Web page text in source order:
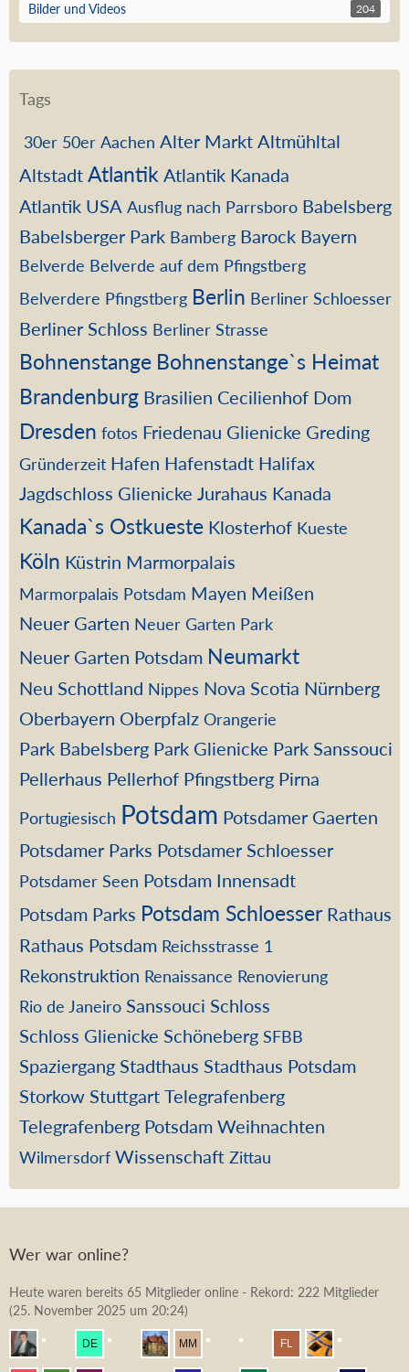
Bilder und Videos 204
Tags
30er 50er Aachen Alter Markt Altmühltal
Altstadt Atlantik Atlantik Kanada
Atlantik USA Ausflug nach Parrsboro Babelsberg
Babelsberger Park Bamberg Barock Bayern
Belverde Belverde auf dem Pfingstberg
Belverdere Pfingstberg Berlin Berliner Schloesser
Berliner Schloss Berliner Strasse
Bohnenstange Bohnenstange`s Heimat
Brandenburg Brasilien Cecilienhof Dom
Dresden fotos Friedenau Glienicke Greding
Gründerzeit Hafen Hafenstadt Halifax
Jagdschloss Glienicke Jurahaus Kanada
Kanada`s Ostkueste Klosterhof Kueste
Köln Küstrin Marmorpalais
Marmorpalais Potsdam Mayen Meißen
Neuer Garten Neuer Garten Park
Neuer Garten Potsdam Neumarkt
Neu Schottland Nippes Nova Scotia Nürnberg
Oberbayern Oberpfalz Orangerie
Park Babelsberg Park Glienicke Park Sanssouci
Pellerhaus Pellerhof Pfingstberg Pirna
Portugiesisch Potsdam Potsdamer Gaerten
Potsdamer Parks Potsdamer Schloesser
Potsdamer Seen Potsdam Innensadt
Potsdam Parks Potsdam Schloesser Rathaus
Rathaus Potsdam Reichsstrasse 1
Rekonstruktion Renaissance Renovierung
Rio de Janeiro Sanssouci Schloss
Schloss Glienicke Schöneberg SFBB
Spaziergang Stadthaus Stadthaus Potsdam
Storkow Stuttgart Telegrafenberg
Telegrafenberg Potsdam Weihnachten
Wilmersdorf Wissenschaft Zittau
Wer war online?
Heute waren bereits 65 Mitglieder online - Rekord: 222 Mitglieder
(25. November 2025 um 20:24)